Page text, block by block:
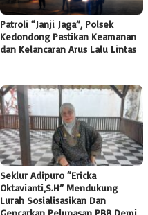
Patroli “Janji Jaga”, Polsek
Kedondong Pastikan Keamanan
dan Kelancaran Arus Lalu Lintas
Seklur Adipuro “Ericka
Oktavianti,S.H” Mendukung
Lurah Sosialisasikan Dan